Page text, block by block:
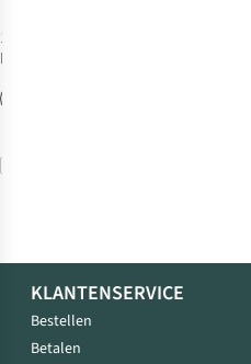
1
beschikbaar
KLANTENSERVICE
Bestellen
Betalen